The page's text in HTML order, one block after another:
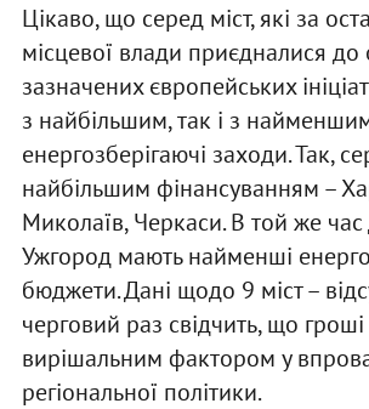
Цікаво, що серед міст, які за
місцевої влади приєдналися до
зазначених європейських
з найбільшим, так і з
енергозберігаючі заходи. Так,
найбільшим фінансуванням –
Миколаїв, Черкаси. В той же час
Ужгород мають найменші
бюджети. Дані щодо 9 міст –
черговий раз свідчить, що
вирішальним фактором у
регіональної політики.